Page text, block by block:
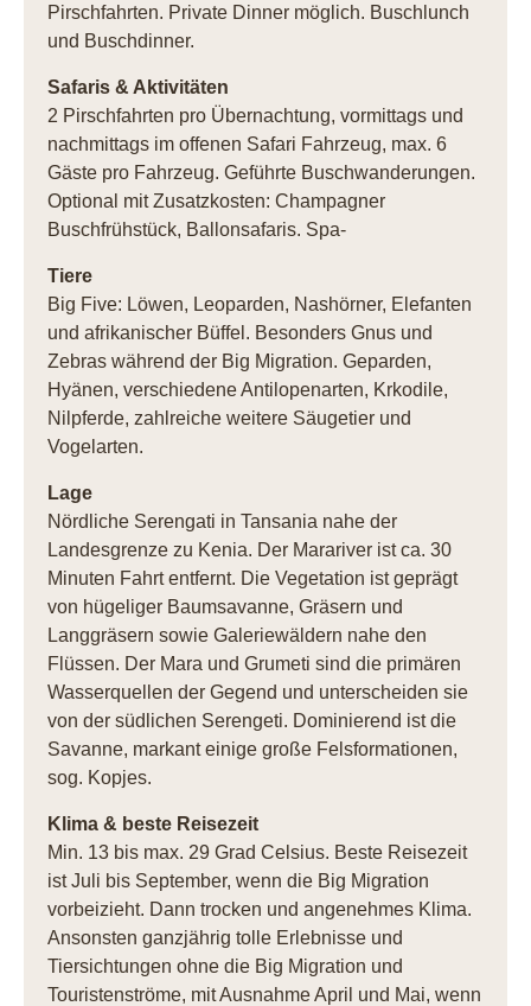
Pirschfahrten. Private Dinner möglich. Buschlunch
und Buschdinner.
Safaris & Aktivitäten
2 Pirschfahrten pro Übernachtung, vormittags und
nachmittags im offenen Safari Fahrzeug, max. 6
Gäste pro Fahrzeug. Geführte Buschwanderungen.
Optional mit Zusatzkosten: Champagner
Buschfrühstück, Ballonsafaris. Spa-
Tiere
Big Five: Löwen, Leoparden, Nashörner, Elefanten
und afrikanischer Büffel. Besonders Gnus und
Zebras während der Big Migration. Geparden,
Hyänen, verschiedene Antilopenarten, Krkodile,
Nilpferde, zahlreiche weitere Säugetier und
Vogelarten.
Lage
Nördliche Serengati in Tansania nahe der
Landesgrenze zu Kenia. Der Marariver ist ca. 30
Minuten Fahrt entfernt. Die Vegetation ist geprägt
von hügeliger Baumsavanne, Gräsern und
Langgräsern sowie Galeriewäldern nahe den
Flüssen. Der Mara und Grumeti sind die primären
Wasserquellen der Gegend und unterscheiden sie
von der südlichen Serengeti. Dominierend ist die
Savanne, markant einige große Felsformationen,
sog. Kopjes.
Klima & beste Reisezeit
Min. 13 bis max. 29 Grad Celsius. Beste Reisezeit
ist Juli bis September, wenn die Big Migration
vorbeizieht. Dann trocken und angenehmes Klima.
Ansonsten ganzjährig tolle Erlebnisse und
Tiersichtungen ohne die Big Migration und
Touristenströme, mit Ausnahme April und Mai, wenn